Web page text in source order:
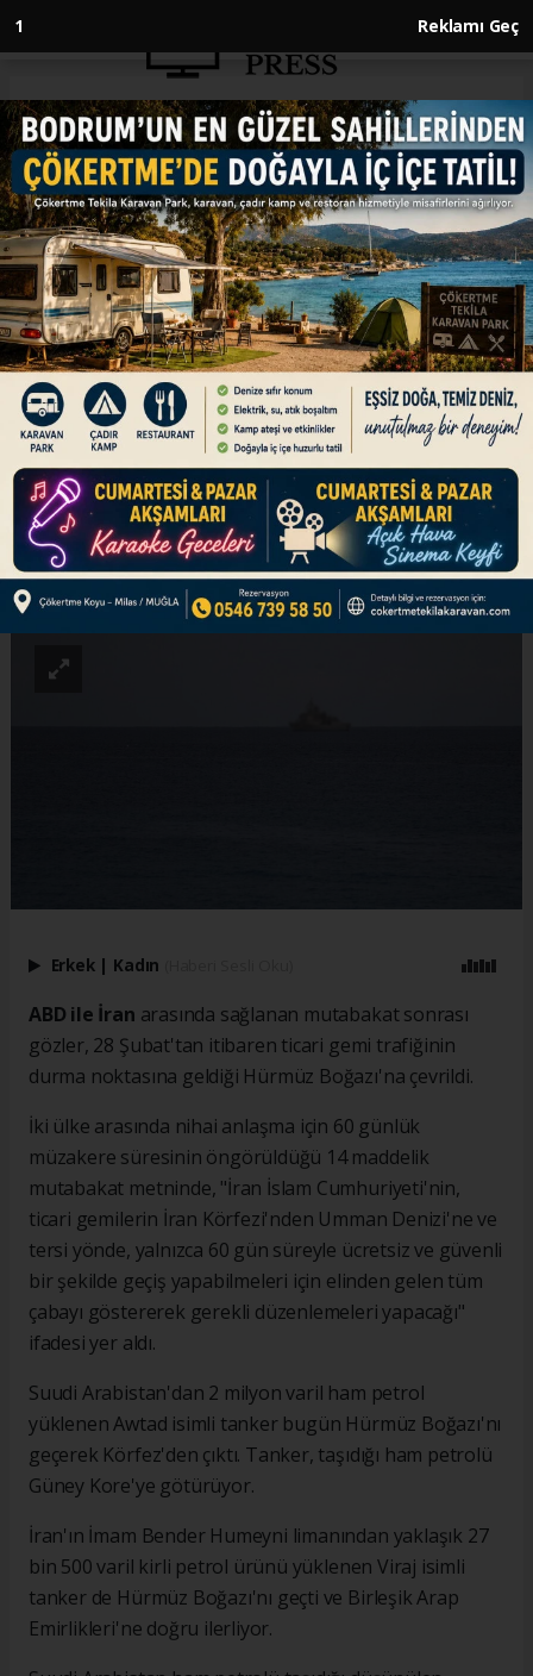
Anasayfa DÜNYA
Suudi Arabistan ve İran petrolü
taşıyan tankerler Hürmüz
Boğazı'ndan geçti
DÜNYA
18.06.2026 - 13:00, Güncelleme: 18.06.2026 - 13:00
Suudi Arabistan'dan 2 milyon varil ham petrol
ve İran'dan yaklaşık 27 bin 500 varil petrol ürünü
yüklenen 2 tanker, bugün Hürmüz Boğazı'ndan
geçiş yaptı.
ABONE OL
Erkek | Kadın
ABD ile İran arasında sağlanan mutabakat sonrası
gözler, 28 Şubat'tan itibaren ticari gemi trafiğinin
durma noktasına geldiği Hürmüz Boğazı'na çevrildi.
İki ülke arasında nihai anlaşma için 60 günlük
müzakere süresinin öngörüldüğü 14 maddelik
mutabakat metninde, "İran İslam Cumhuriyeti'nin,
ticari gemilerin İran Körfezi'nden Umman Denizi'ne ve
tersi yönde, yalnızca 60 gün süreyle ücretsiz ve güvenli
bir şekilde geçiş yapabilmeleri için elinden gelen tüm
çabayı göstererek gerekli düzenlemeleri yapacağı"
ifadesi yer aldı.
Suudi Arabistan'dan 2 milyon varil ham petrol
yüklenen Awtad isimli tanker bugün Hürmüz Boğazı'nı
geçerek Körfez'den çıktı. Tanker, taşıdığı ham petrolü
Güney Kore'ye götürüyor.
İran'ın İmam Bender Humeyni limanından yaklaşık 27
bin 500 varil kirli petrol ürünü yüklenen Viraj isimli
tanker de Hürmüz Boğazı'nı geçti ve Birleşik Arap
Emirlikleri'ne doğru ilerliyor.